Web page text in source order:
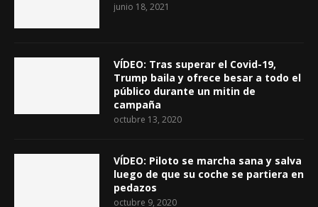
junio 18, 2021
VÍDEO: Tras superar el Covid-19,
Trump baila y ofrece besar a todo el
público durante un mitin de
campaña
octubre 13, 2020
VÍDEO: Piloto se marcha sana y salva
luego de que su coche se partiera en
pedazos
octubre 9, 2020